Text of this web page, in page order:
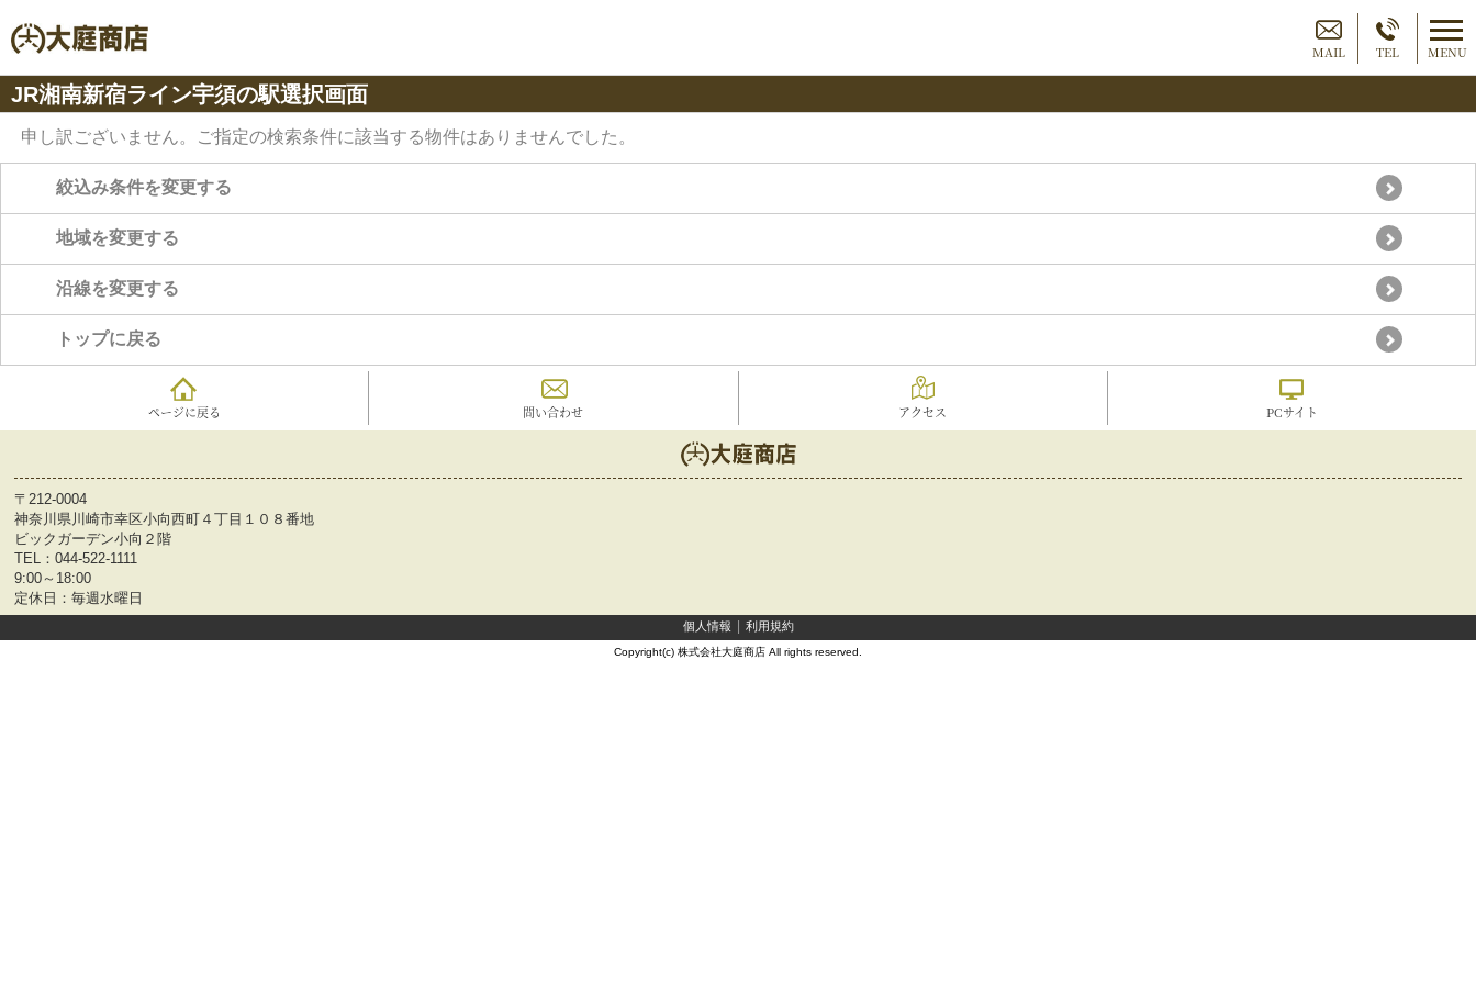
MAIL TEL MENU
JR湘南新宿ライン宇須の駅選択画面
申し訳ございません。ご指定の検索条件に該当する物件はありませんでした。
絞込み条件を変更する
地域を変更する
沿線を変更する
トップに戻る
ページに戻る 問い合わせ アクセス PCサイト
〒212-0004
神奈川県川崎市幸区小向西町４丁目１０８番地
ビックガーデン小向２階
TEL： 044-522-1111
9:00～18:00
定休日：毎週水曜日
個人情報 利用規約
Copyright(c) 株式会社大庭商店 All rights reserved.